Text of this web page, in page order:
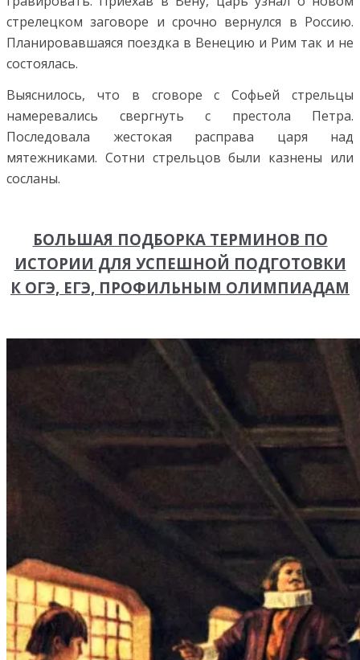
стрелецком заговоре и срочно вернулся в Россию.
Планировавшаяся поездка в Венецию и Рим так и не
состоялась.
Выяснилось, что в сговоре с Софьей стрельцы
намеревались свергнуть с престола Петра.
Последовала жестокая расправа царя над
мятежниками. Сотни стрельцов были казнены или
сосланы.
БОЛЬШАЯ ПОДБОРКА ТЕРМИНОВ ПО
ИСТОРИИ ДЛЯ УСПЕШНОЙ ПОДГОТОВКИ
К ОГЭ, ЕГЭ, ПРОФИЛЬНЫМ ОЛИМПИАДАМ